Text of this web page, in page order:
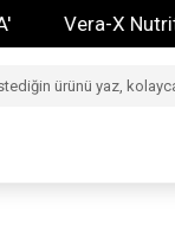
Vera-X Nutrition